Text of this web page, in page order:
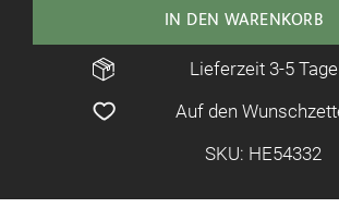
IN DEN WARENKORB
Lieferzeit 3-5 Tage
Auf den
SKU: HE54332